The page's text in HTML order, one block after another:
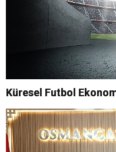
Küresel Futbol